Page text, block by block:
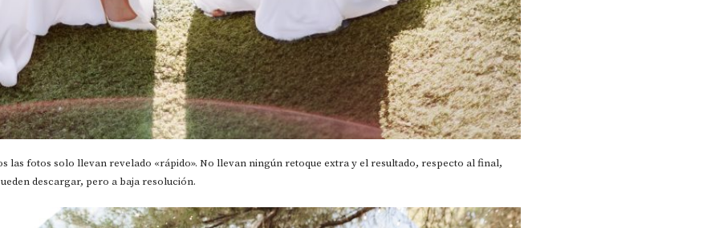
las fotos solo llevan revelado «rápido». No llevan ningún retoque extra y el resultado, respecto al final,
descargar, pero a baja resolución.